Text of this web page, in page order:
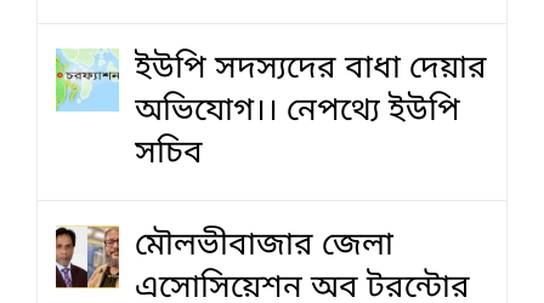
ইউপি সদস্যদের বাধা দেয়ার
অভিযোগ।। নেপথ্যে ইউপি
সচিব
মৌলভীবাজার জেলা
এসোসিয়েশন অব টরন্টোর